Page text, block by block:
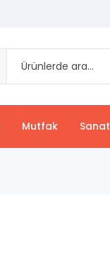
Mutfak Sanat